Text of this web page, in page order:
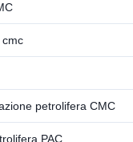
petrolifera CMC
PAC